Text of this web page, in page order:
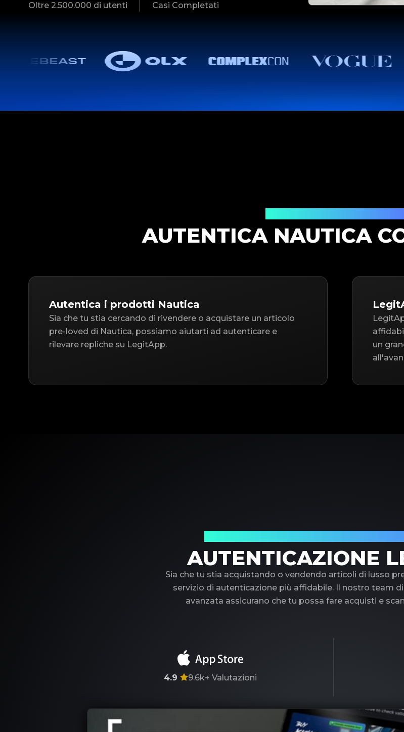
Oltre 2.500.000 di utenti Casi Completati
AUTENTICA NAUTICA
Autentica i prodotti Nautica
Sia che tu stia cercando di rivendere o acquistare un articolo
pre-loved di Nautica, possiamo aiutarti ad autenticare e
rilevare repliche su LegitApp.
un
AUTENTICAZIONE
Sia che tu stia acquistando o vendendo articoli di lusso
servizio di autenticazione più affidabile. Il nostro team
avanzata assicurano che tu possa fare acquisti e
4.9 9.6k+ Valutazioni